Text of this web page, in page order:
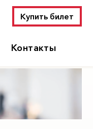
Купить билет
Контакты